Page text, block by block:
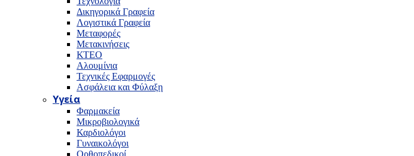
Δικηγορικά Γραφεία
Λογιστικά Γραφεία
Μεταφορές
Μετακινήσεις
ΚΤΕΟ
Αλουμίνια
Τεχνικές Εφαρμογές
Ασφάλεια και Φύλαξη
Υγεία
Φαρμακεία
Μικροβιολογικά
Καρδιολόγοι
Γυναικολόγοι